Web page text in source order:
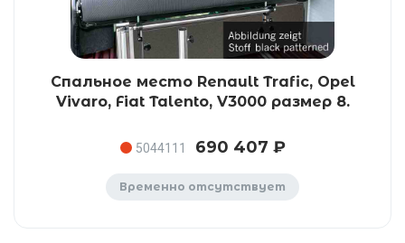
Спальное место Renault Trafic, Opel
Vivaro, Fiat Talento, V3000 размер 8.
5044111 690 407 ₽
Временно отсутствует